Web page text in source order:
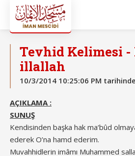
TEVHİD VE SÜNNET YAYINEVİ
Tevhid Kelimesi -
illallah
10/3/2014 10:25:06 PM
AÇIKLAMA :
SUNUŞ
Kendisinden başka hak ma‘bûd
ederek O’na hamd ederim.
Muvahhidlerin imâmı Muhammed